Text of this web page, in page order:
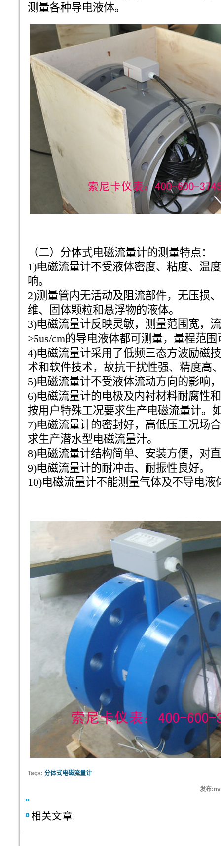
测量各种导电液体。
（二）分体式电磁流量计的测量特点：
1)电磁流量计不受液体密度、粘度、温
响。
2)测量管内无活动及阻流部件，无压损
维、固体颗粒和悬浮物的液体。
3)电磁流量计反映灵敏，测量范围宽，
>5us/cm的导电液体都可测量，量程范
4)电磁流量计采用了低频三态方波励磁
术和软件技术，故抗干扰性强、精度高
5)电磁流量计不受液体流动方向的影响
6)电磁流量计的电极及内衬材料耐腐性
按用户特殊工况要求生产电磁流量计。
7)电磁流量计的密封好，高低压工况场
求生产潜水型电磁流量汁。
8)电磁流量计结构简单、安装方便，对
9)电磁流量计的耐冲击、耐振性良好。
10)电磁流量计不能测量气体及不导电液
Tags: 分体式电磁流量计
发布
相关文章: